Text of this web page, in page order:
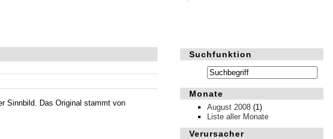
Suchfunktion
Monate
August 2008 (1)
Liste aller Monate
Verursacher
Sinnbild. Das Original stammt von